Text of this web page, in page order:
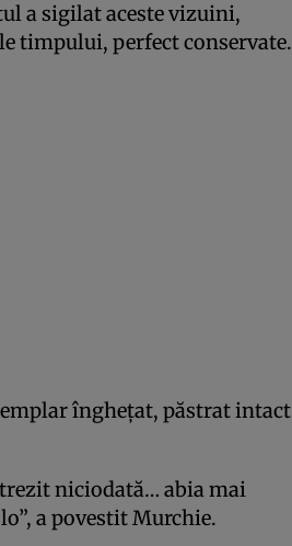
a sigilat aceste vizuini,
timpului, perfect conservate.
înghețat, păstrat intact
niciodată… abia mai
a povestit Murchie.